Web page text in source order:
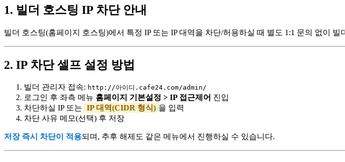
1. 빌더 호스팅 IP 차단 안내
빌더 호스팅(홈페이지 호스팅)에서 특정 IP 또는 IP 대역을 차단/허용하실 때 별도 1:1 문의 없이
2. IP 차단 셀프 설정 방법
빌더 관리자 접속: http://아이디.cafe24.com/admin/
로그인 후 좌측 메뉴 홈페이지 기본설정 > IP 접근제어 진입
차단하실 IP 또는 IP 대역(CIDR 형식) 을 입력
차단 사유 메모(선택) 후 저장
저장 즉시 차단이 적용되며, 추후 해제도 같은 메뉴에서 진행하실 수 있습니다.